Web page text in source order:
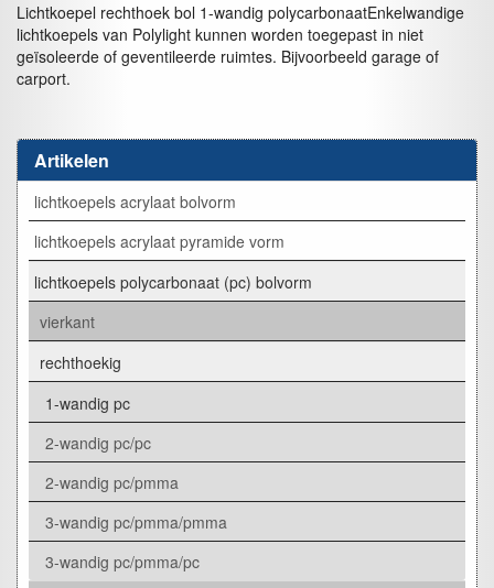
Artikelen
lichtkoepels acrylaat bolvorm
lichtkoepels acrylaat pyramide vorm
lichtkoepels polycarbonaat (pc) bolvorm
vierkant
rechthoekig
1-wandig pc
2-wandig pc/pc
2-wandig pc/pmma
3-wandig pc/pmma/pmma
3-wandig pc/pmma/pc
Lichtkoepel rechthoek bol 1-wandig polycarbonaatEnkelwandige
lichtkoepels van Polylight kunnen worden toegepast in niet
geïsoleerde of geventileerde ruimtes. Bijvoorbeeld garage of
carport.